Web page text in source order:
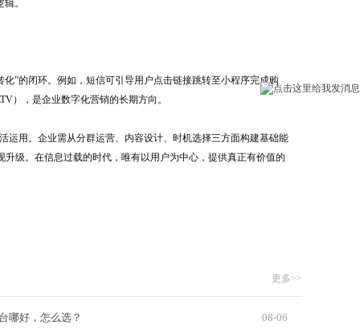
。
”的闭环。例如，短信可引导用户点击链接跳转至小程序完成购
），是企业数字化营销的长期方向。
运用。企业需从分群运营、内容设计、时机选择三方面构建基础能
级。在信息过载的时代，唯有以用户为中心，提供真正有价值的
更多>>
08-06
哪好，怎么选？